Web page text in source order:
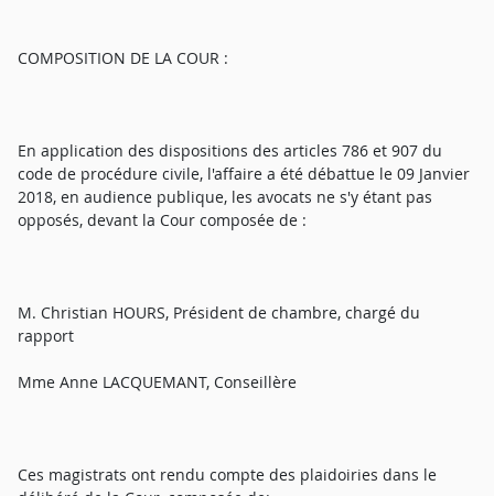
COMPOSITION DE LA COUR :
En application des dispositions des articles 786 et 907 du
code de procédure civile, l'affaire a été débattue le 09 Janvier
2018, en audience publique, les avocats ne s'y étant pas
opposés, devant la Cour composée de :
M. Christian HOURS, Président de chambre, chargé du
rapport
Mme Anne LACQUEMANT, Conseillère
Ces magistrats ont rendu compte des plaidoiries dans le